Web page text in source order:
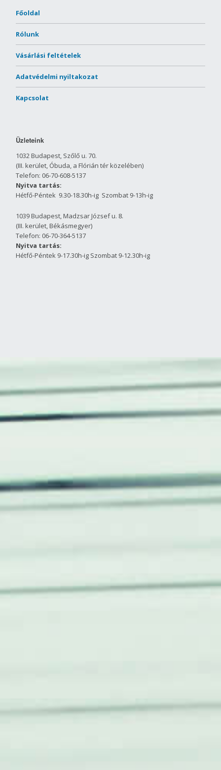
Főoldal
Rólunk
Vásárlási feltételek
Adatvédelmi nyiltakozat
Kapcsolat
Üzleteink
1032 Budapest, Szőlő u. 70.
(III. kerület, Óbuda, a Flórián tér közelében)
Telefon: 06-70-608-5137
Nyitva tartás:
Hétfő-Péntek 9.30-18.30h-ig Szombat 9-13h-ig
1039 Budapest, Madzsar József u. 8.
(III. kerület, Békásmegyer)
Telefon: 06-70-364-5137
Nyitva tartás:
Hétfő-Péntek 9-17.30h-ig Szombat 9-12.30h-ig